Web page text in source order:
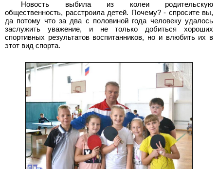
Новость выбила из колеи родительскую
общественность, расстроила детей. Почему? - спросите вы,
да потому что за два с половиной года человеку удалось
заслужить уважение, и не только добиться хороших
спортивных результатов воспитанников, но и влюбить их в
этот вид спорта.